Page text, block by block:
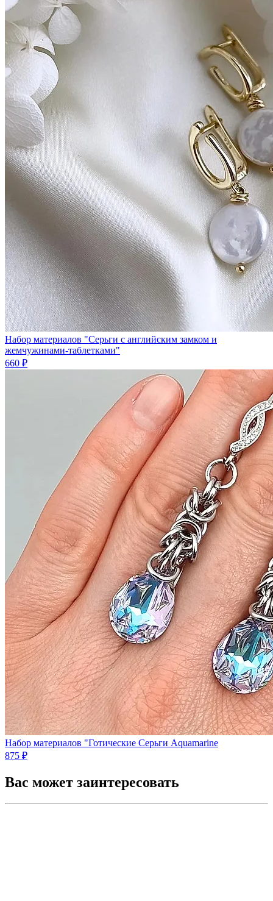
Набор материалов "Серьги с английским замком и
жемчужинами-таблетками"
660 ₽
Набор материалов "Готические Серьги Aquamarine
875 ₽
Вас может заинтересовать